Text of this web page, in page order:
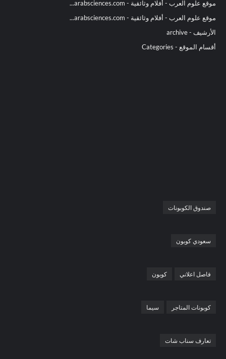
موقع علوم العرب - أفلام وثائقية - arabsciences.com...
موقع علوم العرب - أفلام وثائقية - arabsciences.com...
الأرشيف - archive
أقسام الموقع - Categories
صندوق الكوبونات
سعودي كوبون
فاصل اعلاني كوبون
كوبونات المتاجر سيما
تعارف سناب شات